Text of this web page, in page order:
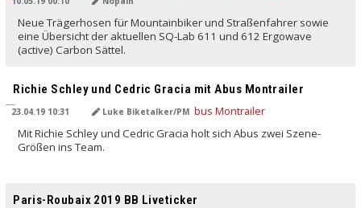
Neue Trägerhosen für Mountainbiker und Straßenfahrer sowie
eine Übersicht der aktuellen SQ-Lab 611 und 612 Ergowave
(active) Carbon Sättel.
Richie Schley und Cedric Gracia mit Abus Montrailer
23.04.19 10:31 Luke Biketalker/PM
Mit Richie Schley und Cedric Gracia holt sich Abus zwei Szene-
Größen ins Team.
Paris-Roubaix 2019 BB Liveticker